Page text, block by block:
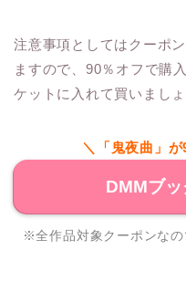
注意事項としてはクーポ
ますので、90％オフで購
ケットに入れて買いましょ
＼「鬼夜曲」
DMMブ
※全作品対象クーポンなの